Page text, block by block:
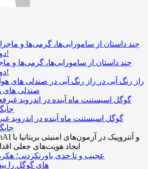
چند داستان از سامورایی‌ها، گرمی‌ها و
دوری از موسیقی!
راز رنگ آبی در
صندلی های
گوگل اسیستنت ماه آینده در اندروید
ایجاد هویت‌های جعلی